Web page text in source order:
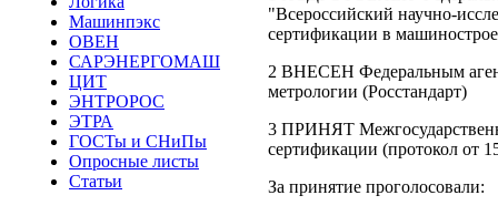
Машинпэкс
ОВЕН
САРЭНЕРГОМАШ
ЦИТ
ЭНТРОРОС
ЭТРА
ГОСТы и СНиПы
Опросные листы
Статьи
"Всероссийский научно-
сертификации в
2 ВНЕСЕН Федеральным
метрологии (Росстандарт)
3 ПРИНЯТ
сертификации (протокол от
За принятие проголосовали: